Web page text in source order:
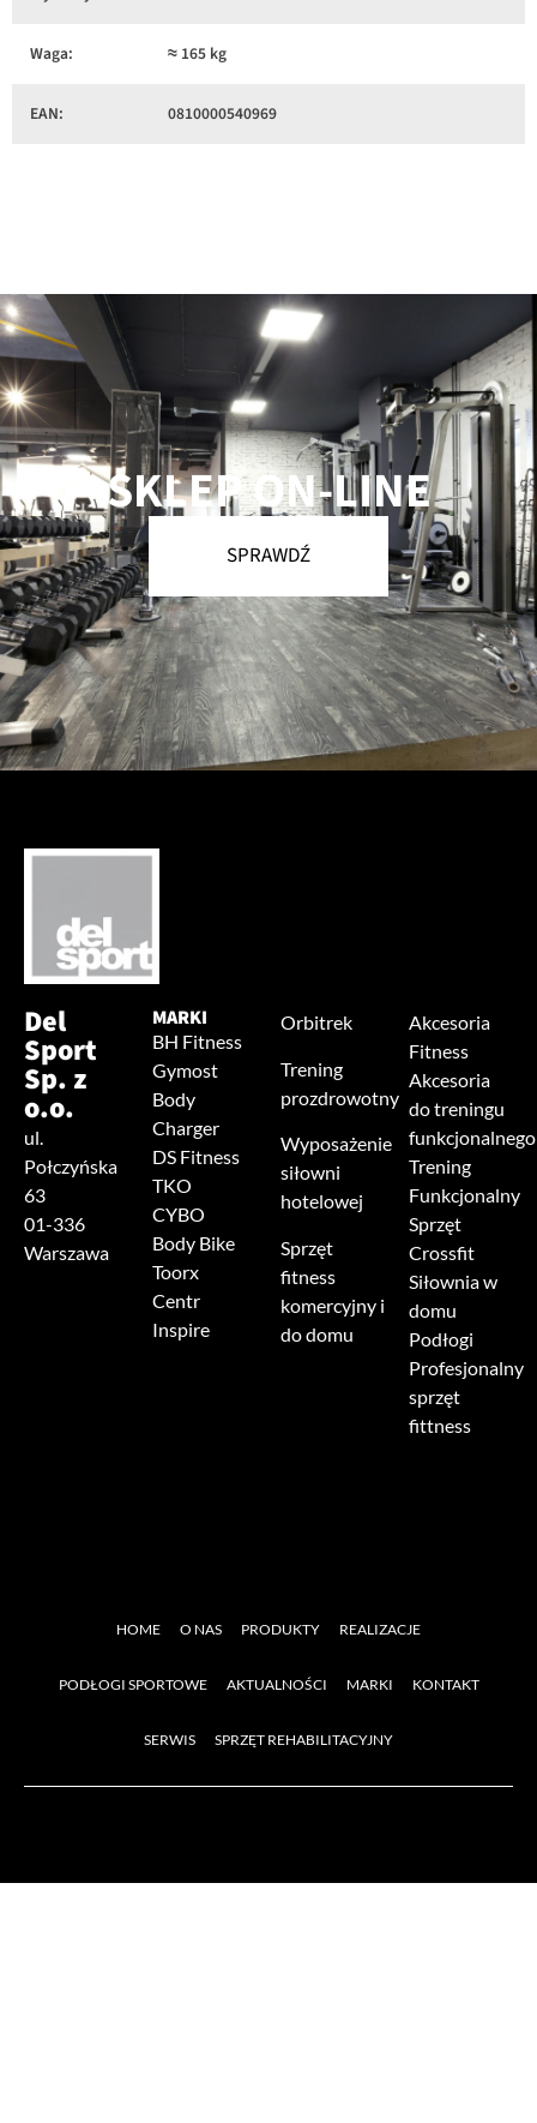
Waga: ≈ 165 kg
EAN: 0810000540969
SKLEP ON-LINE
SPRAWDŹ
Del
Sport
Sp. z
o.o.
ul.
Połczyńska
63
01-336
Warszawa
MARKI
BH Fitness
Gymost
Body
Charger
DS Fitness
TKO
CYBO
Body Bike
Toorx
Centr
Inspire
Orbitrek
Trening
prozdrowotny
Wyposażenie
siłowni
hotelowej
Sprzęt
fitness
komercyjny i
do domu
Akcesoria
Fitness
Akcesoria
do treningu
funkcjonalnego
Trening
Funkcjonalny
Sprzęt
Crossfit
Siłownia w
domu
Podłogi
Profesjonalny
sprzęt
fittness
HOME O NAS PRODUKTY REALIZACJE
PODŁOGI SPORTOWE AKTUALNOŚCI MARKI KONTAKT
SERWIS SPRZĘT REHABILITACYJNY